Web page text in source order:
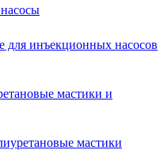
инъекционных насосов
мастики и
мастики